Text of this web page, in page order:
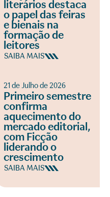
literários destaca
o papel das feiras
e bienais na
formação de
leitores
SAIBA MAIS
21 de Julho de 2026
Primeiro semestre
confirma
aquecimento do
mercado editorial,
com Ficção
liderando o
crescimento
SAIBA MAIS